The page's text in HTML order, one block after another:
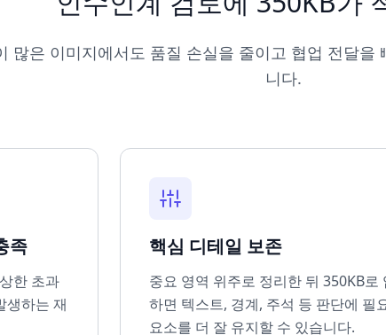
많은 이미지에서도 품질 손실을 줄이고 협업 전달을
니다.
족
한 초과
생하는 재
핵심 디테일 보존
중요 영역 위주로 정리한 뒤 350KB로
하면 텍스트, 경계, 주석 등 판단에 필
요소를 더 잘 유지할 수 있습니다.